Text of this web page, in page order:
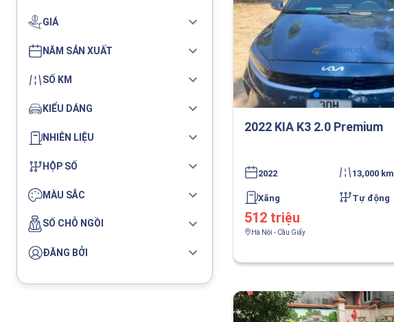
GIÁ
NĂM SẢN XUẤT
SỐ KM
KIỂU DÁNG
NHIÊN LIỆU
HỘP SỐ
MÀU SẮC
SỐ CHỖ NGỒI
ĐĂNG BỞI
2022 KIA K3 2.0 Premium
2022 13,000 km
Xăng Tự động
512 triệu
Hà Nội - Cầu Giấy